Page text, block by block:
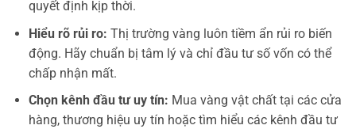
quyết định kịp thời.
Hiểu rõ rủi ro: Thị trường vàng luôn tiềm ẩn rủi ro biến
động. Hãy chuẩn bị tâm lý và chỉ đầu tư số vốn có thể
chấp nhận mất.
Chọn kênh đầu tư uy tín: Mua vàng vật chất tại các cửa
hàng, thương hiệu uy tín hoặc tìm hiểu các kênh đầu tư